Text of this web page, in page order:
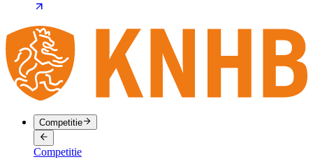
Competitie
Competitie